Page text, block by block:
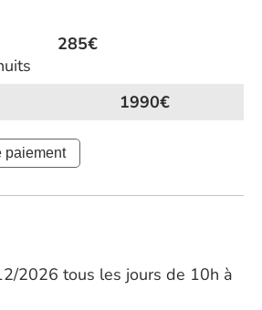
285€
1990€
paiement
2026 tous les jours de 10h à